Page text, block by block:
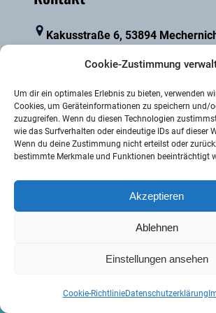
Cookie-Zustimmung
Um dir ein optimales Erlebnis zu bieten, verwenden
Cookies, um Geräteinformationen zu speichern und/
zuzugreifen. Wenn du diesen Technologien
wie das Surfverhalten oder eindeutige IDs auf dieser
Wenn du deine Zustimmung nicht erteilst oder
bestimmte Merkmale und Funktionen beeinträchtigt
Akzeptieren
Ablehnen
Einstellungen ansehen
Cookie-RichtlinieDatenschutzerklärung
Kakusstraße 6, 53894
0172 2472821
Fr-Mo 14.00-18.00 Uhr, andere
Voranmeldung